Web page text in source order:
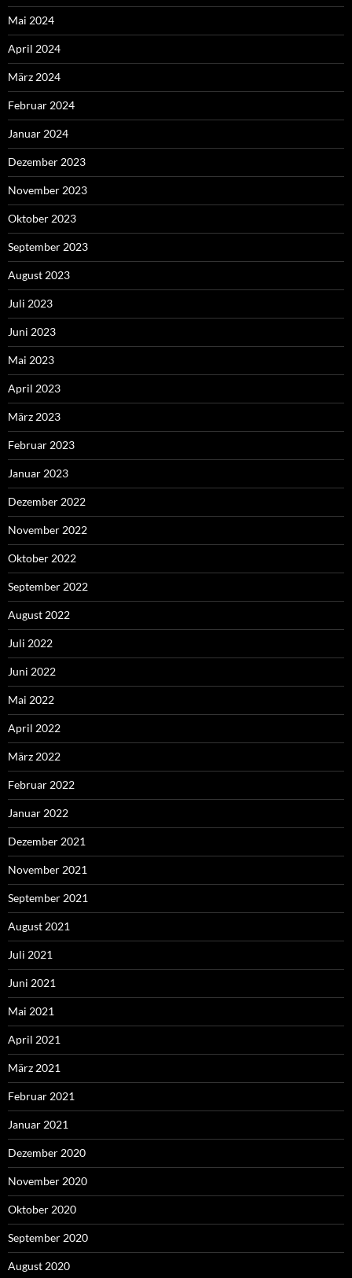
Mai 2024
April 2024
März 2024
Februar 2024
Januar 2024
Dezember 2023
November 2023
Oktober 2023
September 2023
August 2023
Juli 2023
Juni 2023
Mai 2023
April 2023
März 2023
Februar 2023
Januar 2023
Dezember 2022
November 2022
Oktober 2022
September 2022
August 2022
Juli 2022
Juni 2022
Mai 2022
April 2022
März 2022
Februar 2022
Januar 2022
Dezember 2021
November 2021
September 2021
August 2021
Juli 2021
Juni 2021
Mai 2021
April 2021
März 2021
Februar 2021
Januar 2021
Dezember 2020
November 2020
Oktober 2020
September 2020
August 2020